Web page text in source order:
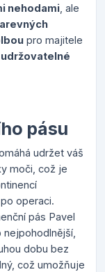
nehodami , ale
pro majitele
pásu
udržet váš
moči, což je
operaci.
pás Pavel
dobu bez
což umožňuje